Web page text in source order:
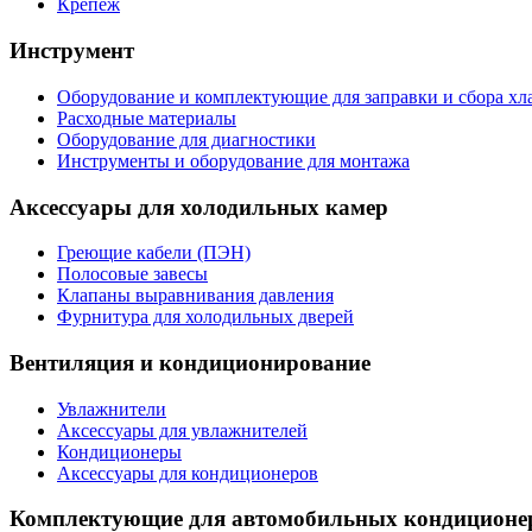
Крепеж
Инструмент
Оборудование и комплектующие для заправки и сбора
Расходные материалы
Оборудование для диагностики
Инструменты и оборудование для монтажа
Аксессуары для холодильных камер
Греющие кабели (ПЭН)
Полосовые завесы
Клапаны выравнивания давления
Фурнитура для холодильных дверей
Вентиляция и кондиционирование
Увлажнители
Аксессуары для увлажнителей
Кондиционеры
Аксессуары для кондиционеров
Комплектующие для автомобильных